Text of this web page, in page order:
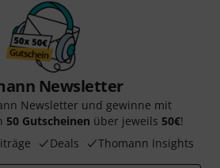
Newsletter
Newsletter und gewinne mit
50 Gutscheinen über jeweils 50€!
Deals Thomann Insights